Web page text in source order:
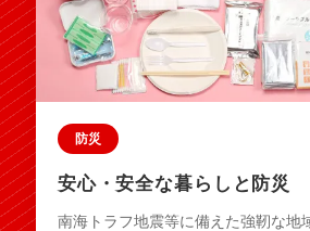
防災
安心・安全な暮らしと防災
南海トラフ地震等に備えた強靭な地